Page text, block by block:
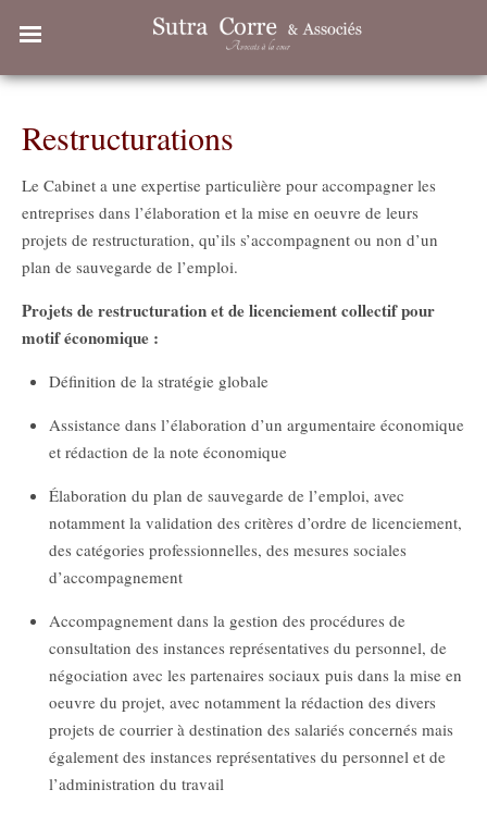
Restructurations
Le Cabinet a une expertise particulière pour accompagner les
entreprises dans l’élaboration et la mise en oeuvre de leurs
projets de restructuration, qu’ils s’accompagnent ou non d’un
plan de sauvegarde de l’emploi.
Projets de restructuration et de licenciement collectif pour
motif économique :
Définition de la stratégie globale
Assistance dans l’élaboration d’un argumentaire économique
et rédaction de la note économique
Élaboration du plan de sauvegarde de l’emploi, avec
notamment la validation des critères d’ordre de licenciement,
des catégories professionnelles, des mesures sociales
d’accompagnement
Accompagnement dans la gestion des procédures de
consultation des instances représentatives du personnel, de
négociation avec les partenaires sociaux puis dans la mise en
oeuvre du projet, avec notamment la rédaction des divers
projets de courrier à destination des salariés concernés mais
également des instances représentatives du personnel et de
l’administration du travail